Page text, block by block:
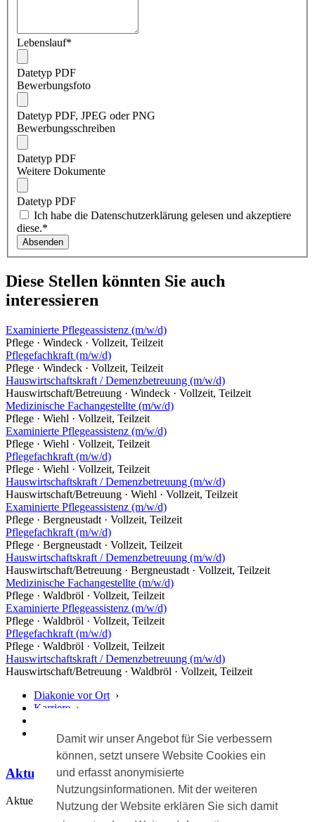
Damit wir unser Angebot für Sie verbessern
können, setzt unsere Website Cookies ein
und erfasst anonymisierte
Nutzungsinformationen. Mit der weiteren
Nutzung der Website erklären Sie sich damit
Lebenslauf*
Datetyp PDF
Bewerbungsfoto
Datetyp PDF, JPEG oder PNG
Bewerbungsschreiben
Datetyp PDF
Weitere Dokumente
Datetyp PDF
Ich habe die Datenschutzerklärung gelesen und akzeptiere
diese.*
Absenden
Diese Stellen könnten Sie auch
interessieren
Examinierte Pflegeassistenz (m/w/d)
Pflege · Windeck · Vollzeit, Teilzeit
Pflegefachkraft (m/w/d)
Pflege · Windeck · Vollzeit, Teilzeit
Hauswirtschaftskraft / Demenzbetreuung (m/w/d)
Hauswirtschaft/Betreuung · Windeck · Vollzeit, Teilzeit
Medizinische Fachangestellte (m/w/d)
Pflege · Wiehl · Vollzeit, Teilzeit
Examinierte Pflegeassistenz (m/w/d)
Pflege · Wiehl · Vollzeit, Teilzeit
Pflegefachkraft (m/w/d)
Pflege · Wiehl · Vollzeit, Teilzeit
Hauswirtschaftskraft / Demenzbetreuung (m/w/d)
Hauswirtschaft/Betreuung · Wiehl · Vollzeit, Teilzeit
Examinierte Pflegeassistenz (m/w/d)
Pflege · Bergneustadt · Vollzeit, Teilzeit
Pflegefachkraft (m/w/d)
Pflege · Bergneustadt · Vollzeit, Teilzeit
Hauswirtschaftskraft / Demenzbetreuung (m/w/d)
Hauswirtschaft/Betreuung · Bergneustadt · Vollzeit, Teilzeit
Medizinische Fachangestellte (m/w/d)
Pflege · Waldbröl · Vollzeit, Teilzeit
Examinierte Pflegeassistenz (m/w/d)
Pflege · Waldbröl · Vollzeit, Teilzeit
Pflegefachkraft (m/w/d)
Pflege · Waldbröl · Vollzeit, Teilzeit
Hauswirtschaftskraft / Demenzbetreuung (m/w/d)
Hauswirtschaft/Betreuung · Waldbröl · Vollzeit, Teilzeit
Diakonie vor Ort ›
Karriere ›
Hauswirtschaftskraft / Demenzbetreuung (m/w/d)
(Nümbrecht)
Aktuelle Meldungen
Aktuell keine Meldungen.